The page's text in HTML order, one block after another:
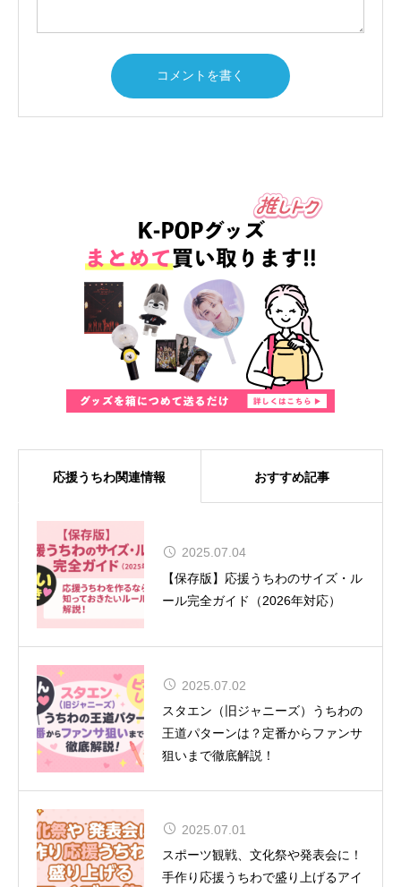
応援うちわ関連情報 おすすめ記事
2025.07.04
【保存版】応援うちわのサイズ・ル
ール完全ガイド（2026年対応）
2025.07.02
スタエン（旧ジャニーズ）うちわの
王道パターンは？定番からファンサ
狙いまで徹底解説！
2025.07.01
スポーツ観戦、文化祭や発表会に！
手作り応援うちわで盛り上げるアイ
MUSE、8年ぶりの来日が決定！大
阪では『SONIC EXPO 2025』のヘ
ッドライナーとして特別公演を実施
舞台『呪術廻戦』-懐玉・玉折- 全キ
ャスト＆ビジュアル解禁！
CUTIE STREET 初の全国ツアー12
都市15公演